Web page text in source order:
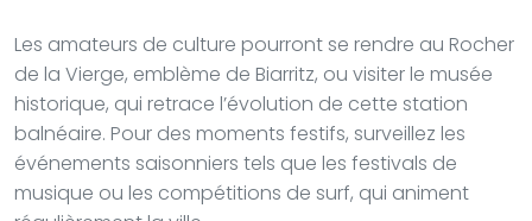
Les amateurs de culture pourront se rendre au Rocher
de la Vierge, emblème de Biarritz, ou visiter le musée
historique, qui retrace l’évolution de cette station
balnéaire. Pour des moments festifs, surveillez les
événements saisonniers tels que les festivals de
musique ou les compétitions de surf, qui animent